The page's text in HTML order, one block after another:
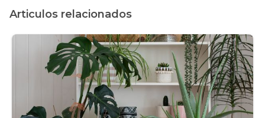
Articulos relacionados